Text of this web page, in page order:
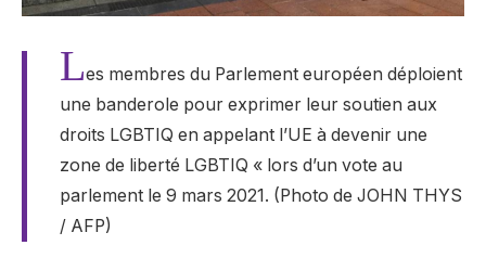
Les membres du Parlement européen déploient
une banderole pour exprimer leur soutien aux
droits LGBTIQ en appelant l’UE à devenir une
zone de liberté LGBTIQ « lors d’un vote au
parlement le 9 mars 2021. (Photo de JOHN THYS
/ AFP)